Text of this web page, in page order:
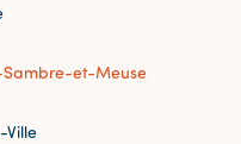
Sambre-et-Meuse
Ville